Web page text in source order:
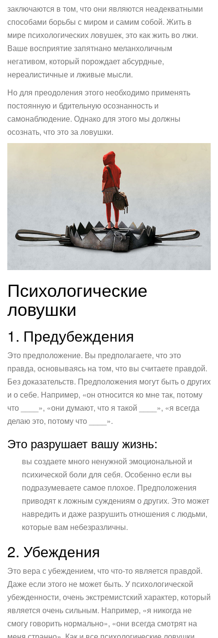
заключаются в том, что они являются неадекватными
способами борьбы с миром и самим собой. Жить в
мире психологических ловушек, это как жить во лжи.
Ваше восприятие запятнано меланхоличным
негативом, который порождает абсурдные,
нереалистичные и лживые мысли.
Но для преодоления этого необходимо применять
постоянную и бдительную осознанность и
самонаблюдение. Однако для этого мы должны
осознать, что это за ловушки.
Психологические
ловушки
1. Предубеждения
Это предположение. Вы предполагаете, что это
правда, основываясь на том, что вы считаете правдой.
Без доказательств. Предположения могут быть о других
и о себе. Например, «он относится ко мне так, потому
что ____», «они думают, что я такой ____», «я всегда
делаю это, потому что ____».
Это разрушает вашу жизнь:
вы создаете много ненужной эмоциональной и
психической боли для себя. Особенно если вы
подразумеваете самое плохое. Предположения
приводят к ложным суждениям о других. Это может
навредить и даже разрушить отношения с людьми,
которые вам небезразличны.
2. Убеждения
Это вера с убеждением, что что-то является правдой.
Даже если этого не может быть. У психологической
убежденности, очень экстремистский характер, который
является очень сильным. Например, «я никогда не
смогу говорить нормально», «они всегда смотрят на